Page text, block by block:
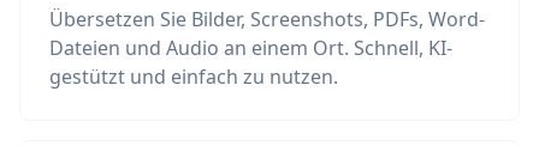
Übersetzen Sie Bilder, Screenshots, PDFs, Word-
Dateien und Audio an einem Ort. Schnell, KI-
gestützt und einfach zu nutzen.